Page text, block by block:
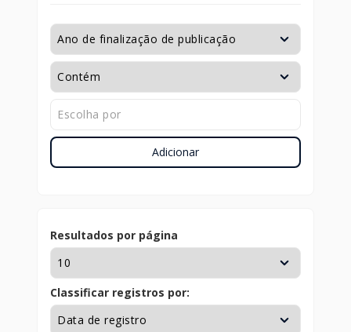
Adicionar
Resultados por página
Classificar registros por: